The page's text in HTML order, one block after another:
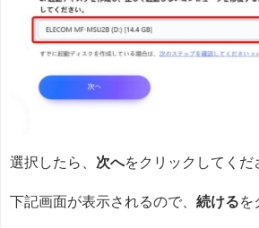
選択したら、 次へをクリックしてくだ
下記画面が表示されるので、 続けるを